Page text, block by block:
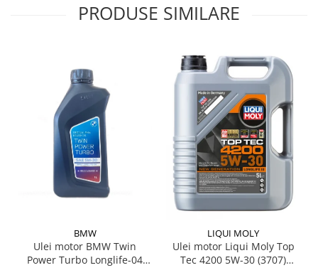
PRODUSE SIMILARE
BMW
Ulei motor BMW Twin
Power Turbo Longlife-04
LIQUI MOLY
Ulei motor Liqui Moly Top
Tec 4200 5W-30 (3707)